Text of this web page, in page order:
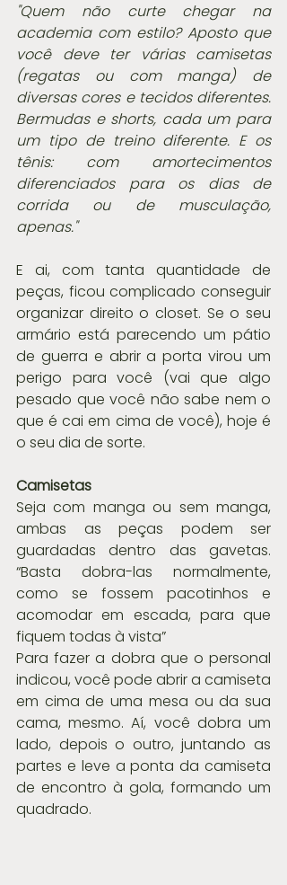
"Quem não curte chegar na
academia com estilo? Aposto que
você deve ter várias camisetas
(regatas ou com manga) de
diversas cores e tecidos diferentes.
Bermudas e shorts, cada um para
um tipo de treino diferente. E os
tênis: com amortecimentos
diferenciados para os dias de
corrida ou de musculação,
apenas."
E ai, com tanta quantidade de
peças, ficou complicado conseguir
organizar direito o closet. Se o seu
armário está parecendo um pátio
de guerra e abrir a porta virou um
perigo para você (vai que algo
pesado que você não sabe nem o
que é cai em cima de você), hoje é
o seu dia de sorte.
Camisetas
Seja com manga ou sem manga,
ambas as peças podem ser
guardadas dentro das gavetas.
“Basta dobra-las normalmente,
como se fossem pacotinhos e
acomodar em escada, para que
fiquem todas à vista”
Para fazer a dobra que o personal
indicou, você pode abrir a camiseta
em cima de uma mesa ou da sua
cama, mesmo. Aí, você dobra um
lado, depois o outro, juntando as
partes e leve a ponta da camiseta
de encontro à gola, formando um
quadrado.